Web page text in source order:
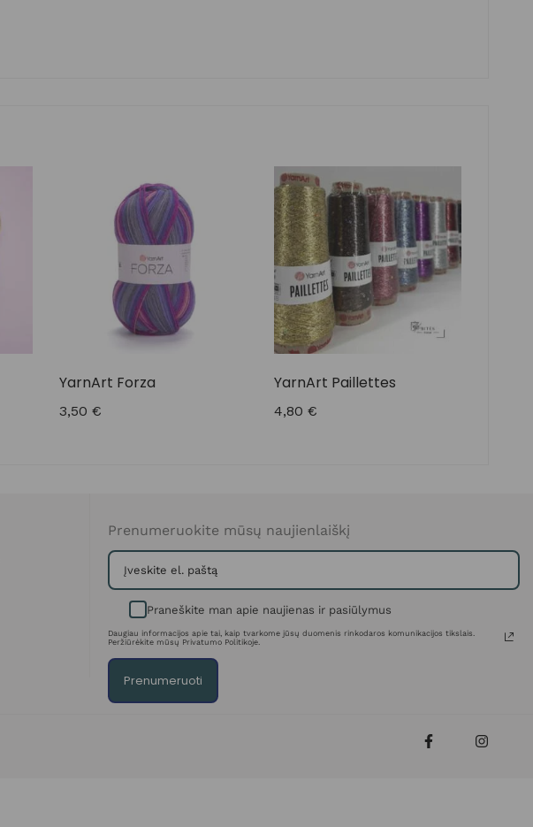
YarnArt Forza
3,50€
YarnArt Paillettes
4,80 €
Prenumeruokite mūsų naujienlaiškį
Praneškite man apie naujienas ir pasiūlymus
Daugiau informacijos apie tai, kaip tvarkome jūsų duomenis rinkodaros komunikacijos tikslais.
Peržiūrėkite mūsų Privatumo Politikoje.
Prenumeruoti